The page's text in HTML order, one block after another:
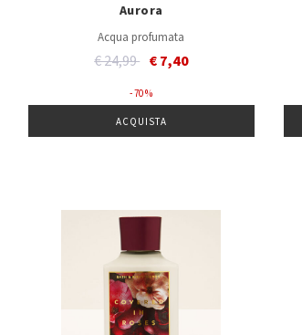
Aurora
Acqua profumata
Price reduced from
€ 24,99to€ 7,40
- 70 %
ACQUISTA